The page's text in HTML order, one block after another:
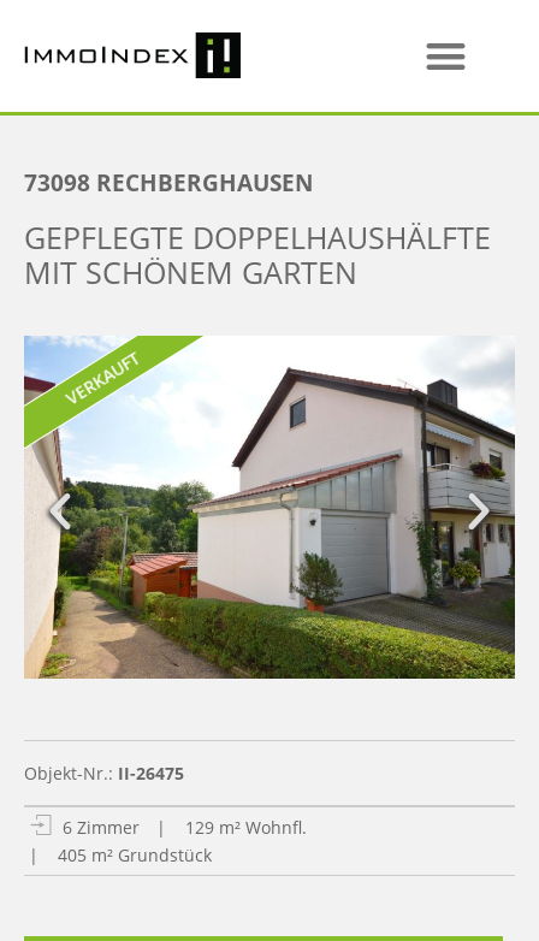
73098 RECHBERGHAUSEN
GEPFLEGTE DOPPELHAUSHÄLFTE
MIT SCHÖNEM GARTEN
VERKAUFT
Objekt-Nr.: II-26475
6 Zimmer
| 129 m² Wohnfl.
| 405 m² Grundstück